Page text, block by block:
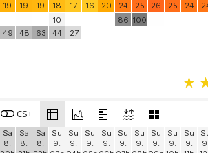
19 19 19 18 17 16 20 24 25 26 25 24
49
48 63
10
44
27
86 100
CS+
Sa
8.
Sa
8.
Sa
8.
Su
9.
Su
9.
Su
9.
Su
9.
Su
9.
Su
9.
Su
9.
Su
9.
Su
9.